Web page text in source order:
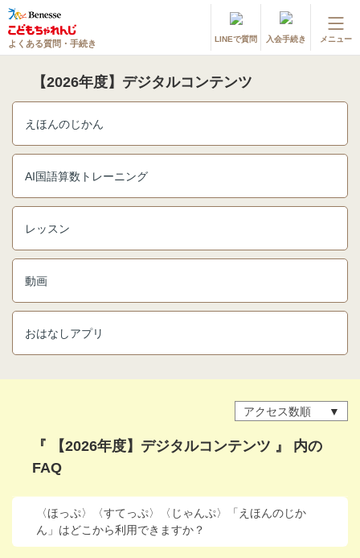
よくある質問・手続き LINEで質問 入会手続き メニュー
会員ページへログイン
よくある質問・お問い合わせ
お問い合わせ窓口
他の講座のよくある質問・手続きはこちら
進研ゼミ 小学講座
会員サイトはこちら
【2026年度】デジタルコンテンツ
えほんのじかん
AI国語算数トレーニング
レッスン
動画
おはなしアプリ
アクセス数順
『 【2026年度】デジタルコンテンツ 』 内の
FAQ
〈ほっぷ〉〈すてっぷ〉〈じゃんぷ〉「えほんのじか
ん」はどこから利用できますか？